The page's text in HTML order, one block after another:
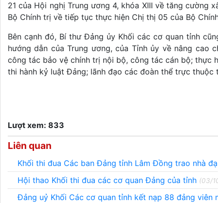
21 của Hội nghị Trung ương 4, khóa XIII về tăng cường
Bộ Chính trị về tiếp tục thực hiện Chị thị 05 của Bộ
Bên cạnh đó, Bí thư Đảng ủy Khối các cơ quan tỉnh
hướng dẫn của Trung ương, của Tỉnh ủy về nâng
công tác bảo vệ chính trị nội bộ, công tác cán bộ; thực
thi hành kỷ luật Đảng; lãnh đạo các đoàn thể trực
Lượt xem: 833
Liên quan
Khối thi đua Các ban Đảng tỉnh Lâm Đồng trao nhà
Hội thao Khối thi đua các cơ quan Đảng của tỉnh (03/
Đảng uỷ Khối Các cơ quan tỉnh kết nạp 88 đảng